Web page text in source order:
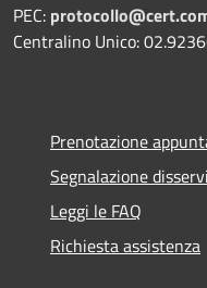
PEC:
Centralino Unico:
Prenotazione
Segnalazione
Leggi le FAQ
Richiesta assistenza